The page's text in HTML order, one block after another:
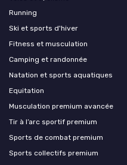
Running
Ski et sports d'hiver
Fitness et musculation
Camping et randonnée
Natation et sports aquatiques
Equitation
Musculation premium avancée
Tir à l’arc sportif premium
Sports de combat premium
Sports collectifs premium